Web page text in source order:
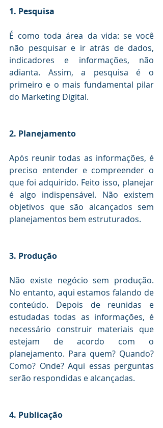
1. Pesquisa
É como toda área da vida: se você
não pesquisar e ir atrás de dados,
indicadores e informações, não
adianta. Assim, a pesquisa é o
primeiro e o mais fundamental pilar
do Marketing Digital.
2. Planejamento
Após reunir todas as informações, é
preciso entender e compreender o
que foi adquirido. Feito isso, planejar
é algo indispensável. Não existem
objetivos que são alcançados sem
planejamentos bem estruturados.
3. Produção
Não existe negócio sem produção.
No entanto, aqui estamos falando de
conteúdo. Depois de reunidas e
estudadas todas as informações, é
necessário construir materiais que
estejam de acordo com o
planejamento. Para quem? Quando?
Como? Onde? Aqui essas perguntas
serão respondidas e alcançadas.
4. Publicação